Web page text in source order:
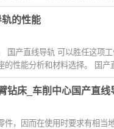
的性能
国产直线导轨 可以胜任这项
的性能分析和材料选择。 国
钻床_车削中心国产直线
件，因而在使用时要求有相当